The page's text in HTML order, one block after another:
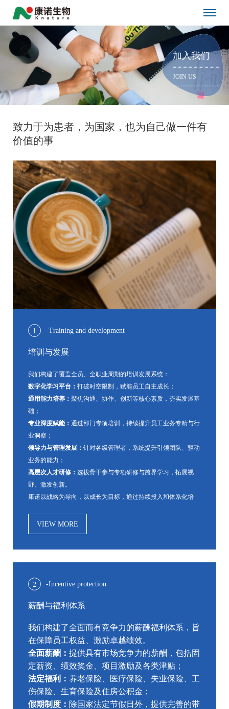
加入我们
JOIN US
致力于为患者，为国家，也为自己做一件有
价值的事
1 -Training and development
培训与发展
我们构建了覆盖全员、全职业周期的培训发展系统：
数字化学习平台： 打破时空限制，赋能员工自主成长；
通用能力培养： 聚焦沟通、协作、创新等核心素质，夯实发展基
础；
专业深度赋能： 通过部门专项培训，持续提升员工业务专精与行
业洞察；
领导力与管理发展： 针对各级管理者，系统提升引领团队、驱动
业务的能力；
高层次人才研修： 选拔骨干参与专项研修与跨界学习，拓展视
野、激发创新。
康诺以战略为导向，以成长为目标，通过持续投入和体系化培
来。VIEW MORE
2 -Incentive protection
薪酬与福利体系
我们构建了全面而有竞争力的薪酬福利体系，旨
在保障员工权益、激励卓越绩效。
全面薪酬： 提供具有市场竞争力的薪酬，包括固
定薪资、绩效奖金、项目激励及各类津贴；
法定福利： 养老保险、医疗保险、失业保险、工
伤保险、生育保险及住房公积金；
假期制度： 除国家法定节假日外，提供完善的带